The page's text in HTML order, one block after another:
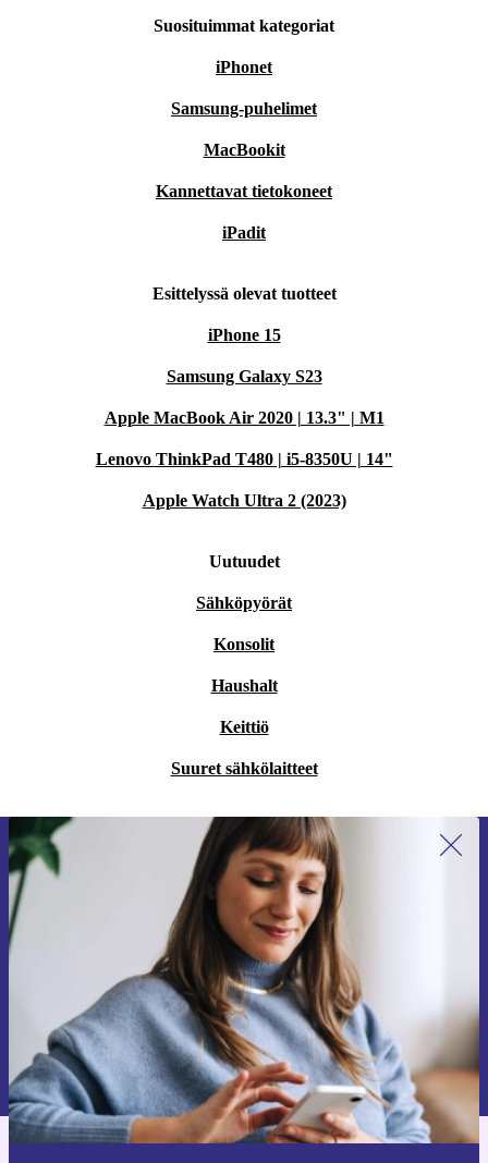
Suosituimmat kategoriat
iPhonet
Samsung-puhelimet
MacBookit
Kannettavat tietokoneet
iPadit
Esittelyssä olevat tuotteet
iPhone 15
Samsung Galaxy S23
Apple MacBook Air 2020 | 13.3" | M1
Lenovo ThinkPad T480 | i5-8350U | 14"
Apple Watch Ultra 2 (2023)
Uutuudet
Sähköpyörät
Konsolit
Haushalt
Keittiö
Suuret sähkölaitteet
Liity ensimmäistä kertaa uutiskirjeen
tilaajaksi ja säästä 15 €!
Älä missaa enää yhtäkään tarjousta.
Pyydä etukuponki
Lisätietoja henkilötietojen käytöstä löydättietosuojaselosteestamme.